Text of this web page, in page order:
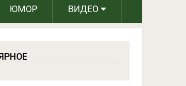
ЮМОР ВИДЕО